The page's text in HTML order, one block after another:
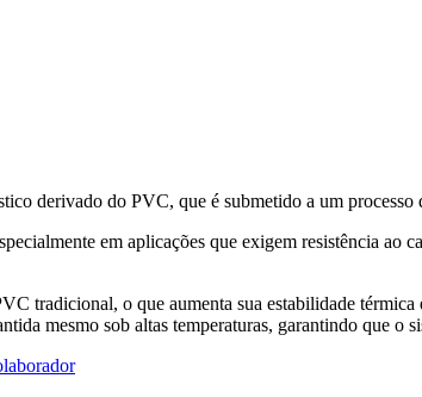
derivado do PVC, que é submetido a um processo
em aplicações que exigem resistência ao
tradicional, o que aumenta sua estabilidade
mesmo sob altas temperaturas, garantindo que o